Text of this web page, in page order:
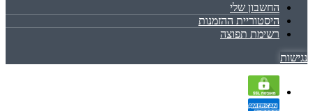
החשבון שלי
היסטוריית ההזמנות
רשימת תפוצה
נגישות